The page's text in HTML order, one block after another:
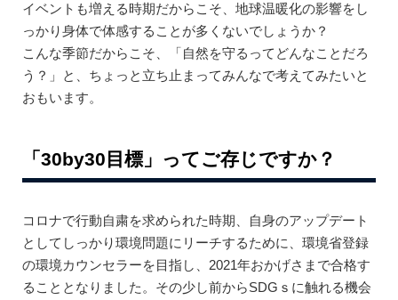
イベントも増える時期だからこそ、地球温暖化の影響をし
っかり身体で体感することが多くないでしょうか？
こんな季節だからこそ、「自然を守るってどんなことだろ
う？」と、ちょっと立ち止まってみんなで考えてみたいと
おもいます。
「30by30目標」ってご存じですか？
コロナで行動自粛を求められた時期、自身のアップデート
としてしっかり環境問題にリーチするために、環境省登録
の環境カウンセラーを目指し、2021年おかげさまで合格す
ることとなりました。その少し前からSDGｓに触れる機会